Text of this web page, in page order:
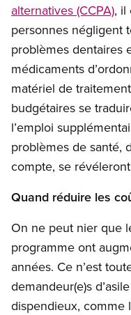
alternatives (CCPA), il
personnes négligent
problèmes dentaires
médicaments
matériel de
budgétaires se
l’emploi
problèmes de santé,
compte, se
Quand réduire les
On ne peut nier que
programme ont
années. Ce n’est
demandeur(e)s
dispendieux, comme